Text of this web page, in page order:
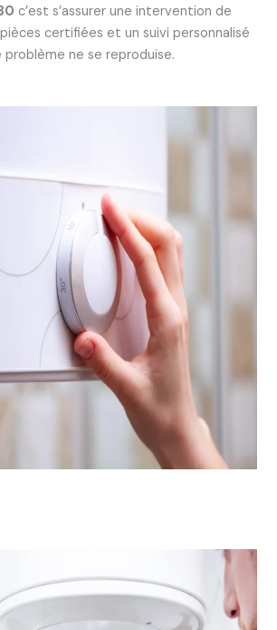
c’est s’assurer une intervention de
certifiées et un suivi personnalisé
ne se reproduise.